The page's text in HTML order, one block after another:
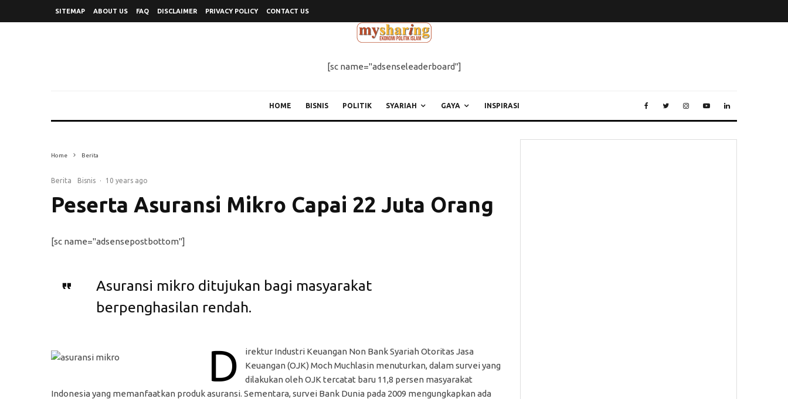
SITEMAP ABOUT US FAQ DISCLAIMER PRIVACY POLICY CONTACT US
[sc name="adsenseleaderboard"]
HOME BISNIS POLITIK SYARIAH GAYA INSPIRASI
Home Berita
Berita Bisnis · 10 years ago
Peserta Asuransi Mikro Capai 22 Juta Orang
[sc name="adsensepostbottom"]
Asuransi mikro ditujukan bagi masyarakat
berpenghasilan rendah.
D
irektur Industri Keuangan Non Bank Syariah Otoritas Jasa
Keuangan (OJK) Moch Muchlasin menuturkan, dalam survei yang
dilakukan oleh OJK tercatat baru 11,8 persen masyarakat
Indonesia yang memanfaatkan produk asuransi. Sementara, survei Bank Dunia pada 2009 mengungkapkan ada